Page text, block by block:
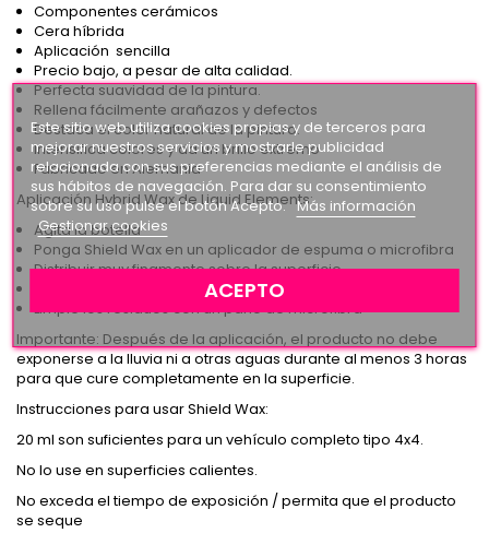
Componentes cerámicos
Cera híbrida
Aplicación sencilla
Precio bajo, a pesar de alta calidad.
Perfecta suavidad de la pintura.
Rellena fácilmente arañazos y defectos
Destaca el color natural de la pintura.
Intensifica colores y da un brillo extremo
Fabricado en Alemania
Aplicación Hybrid Wax de Liquid Elements:
Agita la botella
Ponga Shield Wax en un aplicador de espuma o microfibra
Distribuir muy finamente sobre la superficie
Espere unos 15 minutos y deje que el producto haga efecto.
Limpie los residuos con un paño de microfibra
Importante: Después de la aplicación, el producto no debe
exponerse a la lluvia ni a otras aguas durante al menos 3 horas
para que cure completamente en la superficie.
Instrucciones para usar Shield Wax:
20 ml son suficientes para un vehículo completo tipo 4x4.
No lo use en superficies calientes.
No exceda el tiempo de exposición / permita que el producto
se seque
Este sitio web utiliza cookies propias y de terceros para
mejorar nuestros servicios y mostrarle publicidad
relacionada con sus preferencias mediante el análisis de
sus hábitos de navegación. Para dar su consentimiento
sobre su uso pulse el botón Acepto. Más información
Gestionar cookies
ACEPTO